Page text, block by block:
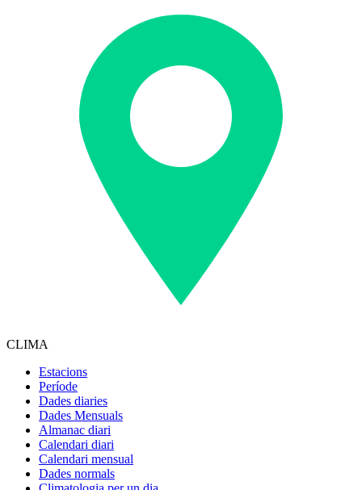
CLIMA
Estacions
Període
Dades diaries
Dades Mensuals
Almanac diari
Calendari diari
Calendari mensual
Dades normals